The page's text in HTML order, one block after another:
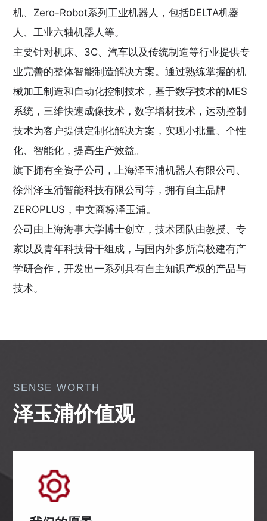
机、Zero-Robot系列工业机器人，包括DELTA机器
人、工业六轴机器人等。
主要针对机床、3C、汽车以及传统制造等行业提供专
业完善的整体智能制造解决方案。通过熟练掌握的机
械加工制造和自动化控制技术，基于数字技术的MES
系统，三维快速成像技术，数字增材技术，运动控制
技术为客户提供定制化解决方案，实现小批量、个性
化、智能化，提高生产效益。
旗下拥有全资子公司，上海泽玉浦机器人有限公司、
徐州泽玉浦智能科技有限公司等，拥有自主品牌
ZEROPLUS，中文商标泽玉浦。
公司由上海海事大学博士创立，技术团队由教授、专
家以及青年科技骨干组成，与国内外多所高校建有产
学研合作，开发出一系列具有自主知识产权的产品与
技术。
SENSE WORTH
泽玉浦价值观